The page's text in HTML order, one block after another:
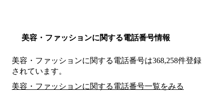
美容・ファッションに関する電話番号情報
美容・ファッションに関する電話番号は368,258件登録
されています。
美容・ファッションに関する電話番号一覧をみる